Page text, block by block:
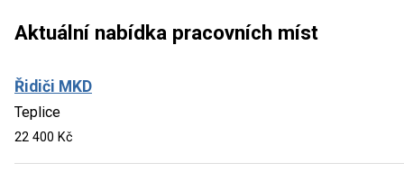
Aktuální nabídka pracovních míst
Řidiči MKD
Teplice
22 400 Kč